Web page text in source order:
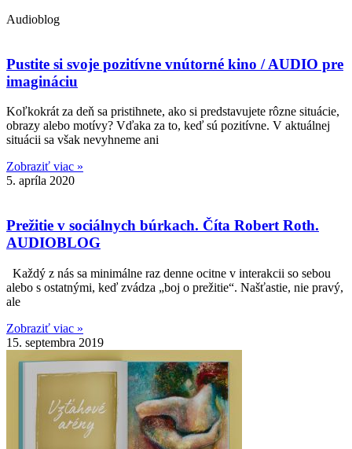
Audioblog
Pustite si svoje pozitívne vnútorné kino / AUDIO pre
imagináciu
Koľkokrát za deň sa pristihnete, ako si predstavujete rôzne situácie,
obrazy alebo motívy? Vďaka za to, keď sú pozitívne. V aktuálnej
situácii sa však nevyhneme ani
Zobraziť viac »
5. apríla 2020
Prežitie v sociálnych búrkach. Číta Robert Roth.
AUDIOBLOG
Každý z nás sa minimálne raz denne ocitne v interakcii so sebou
alebo s ostatnými, keď zvádza „boj o prežitie“. Našťastie, nie pravý,
ale
Zobraziť viac »
15. septembra 2019